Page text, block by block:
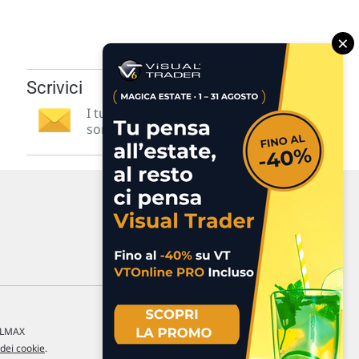
Scrivici
I tuoi suggerimenti per noi
sono preziosi e molto utili! »
cookie.
×